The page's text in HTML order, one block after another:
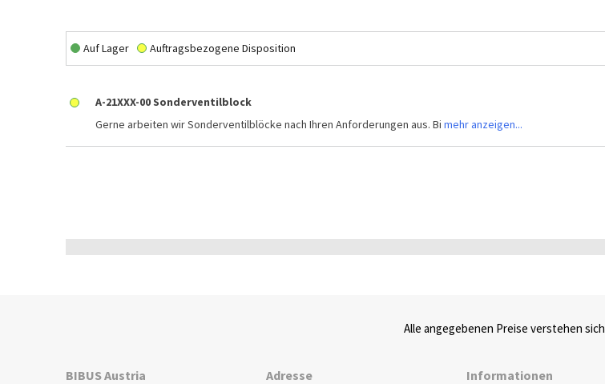
Auf Lager Auftragsbezogene Disposition
A-21XXX-00 Sonderventilblock
Gerne arbeiten wir Sonderventilblöcke nach Ihren Anforderungen aus. Bi mehr anzeigen...
Alle angegebenen Preise verstehen sich
BIBUS Austria Adresse Informationen